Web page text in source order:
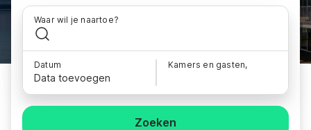
Waar wil je naartoe?
Datum
Data toevoegen
Kamers en gasten,
Zoeken